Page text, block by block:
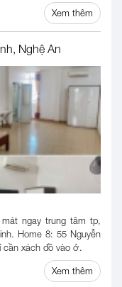
Xem thêm
Nghệ An
ngay trung tâm tp,
Home 8: 55 Nguyễn
xách đồ vào ở.
Xem thêm